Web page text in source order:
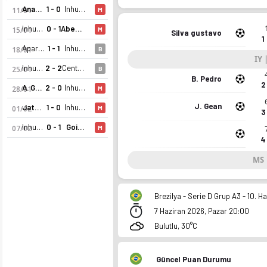
Inhumas EC GO 2026 sezonu | Goiano, 1. Lig'de 12.
11/01 Anapolina GO 1 - 0 Inhumas M
15/01 Inhumas 0 - 1 Abecat Ouvidorense GO M
18/01 Aparecidense 1 - 1 Inhumas B
25/01 Inhumas 2 - 2 Centro Oeste GO B
28/01 A. Goianiense 2 - 0 Inhumas M
01/02 Jataiense 1 - 0 Inhumas M
07/02 Inhumas 0 - 1 Goias M
Silva gustavo
IY
B. Pedro
J. Gean
MS
Brezilya - Serie D Grup A3 - 10.
7 Haziran 2026, Pazar 20:00
Bulutlu, 30°C
Güncel Puan Durumu